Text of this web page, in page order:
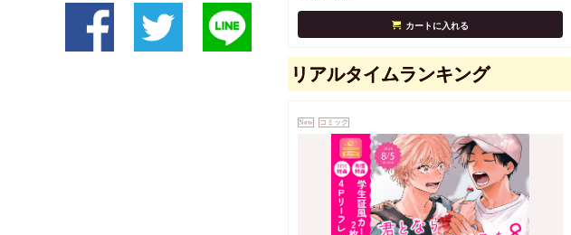
カートに入れる
リアルタイムランキング
New コミック